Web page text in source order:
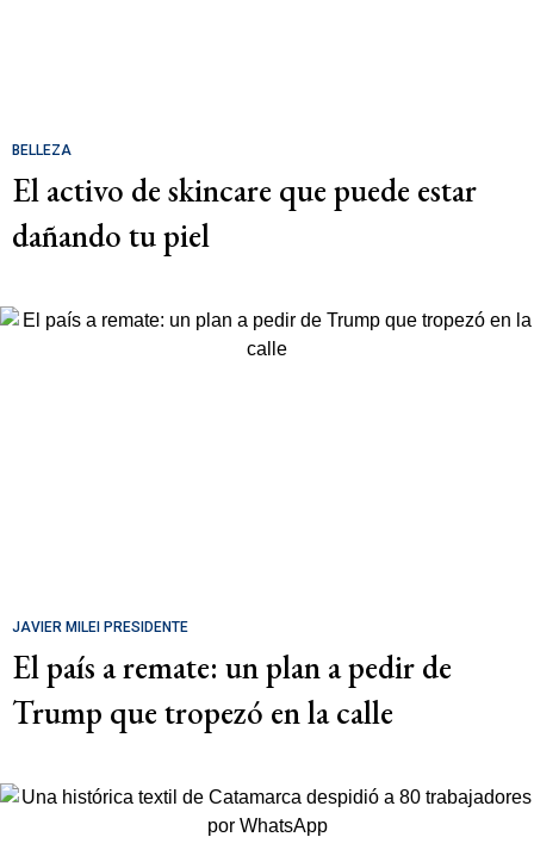
BELLEZA
El activo de skincare que puede estar
dañando tu piel
JAVIER MILEI PRESIDENTE
El país a remate: un plan a pedir de
Trump que tropezó en la calle